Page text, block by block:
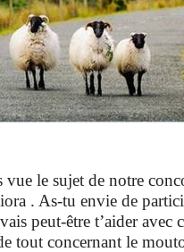
vue le sujet de notre
. As-tu envie de
peut-être t’aider avec
tout concernant le